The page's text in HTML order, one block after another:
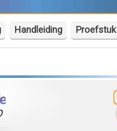
Handleiding Proefstuk